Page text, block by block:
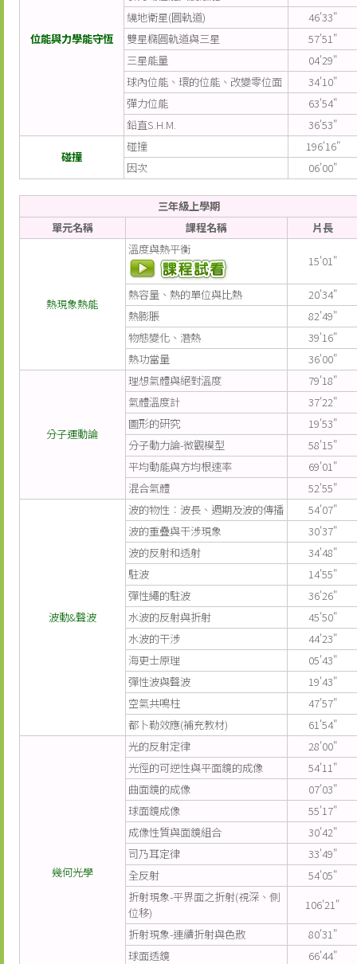
位能與力學能守恆
繞地衛星(圓軌道)
46'33"
雙星橢圓軌道與三星
57'51"
三星能量
04'29"
球內位能、環的位能、改變零位面
34'10"
彈力位能
63'54"
鉛直S.H.M.
36'53"
碰撞
碰撞
196'16"
因次
06'00"
三年級上學期
單元名稱
課程名稱 片長
熱現象熱能
溫度與熱平衡
15'01"
熱容量、熱的單位與比熱
20'34"
熱膨脹
82'49"
物態變化、潛熱
39'16"
熱功當量
36'00"
分子運動論
理想氣體與絕對溫度
79'18"
氣體溫度計
37'22"
圖形的研究
19'53"
分子動力論-微觀模型
58'15"
平均動能與方均根速率
69'01"
混合氣體
52'55"
波動&聲波
波的物性︰波長、週期及波的傳播
54'07"
波的重疊與干涉現象
30'37"
波的反射和透射
34'48"
駐波
14'55"
彈性繩的駐波
36'26"
水波的反射與折射
45'50"
水波的干涉
44'23"
海更士原理
05'43"
彈性波與聲波
19'43"
空氣共鳴柱
47'57"
都卜勒效應(補充教材)
61'54"
幾何光學
光的反射定律
28'00"
光徑的可逆性與平面鏡的成像
54'11"
曲面鏡的成像
07'03"
球面鏡成像
55'17"
成像性質與面鏡組合
30'42"
司乃耳定律
33'49"
全反射
54'05"
折射現象-平界面之折射(視深、側
位移)
106'21"
折射現象-連續折射與色散
80'31"
球面透鏡
66'44"